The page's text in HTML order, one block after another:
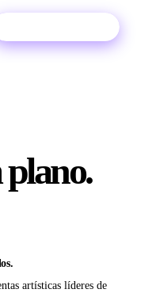
artísticas líderes de